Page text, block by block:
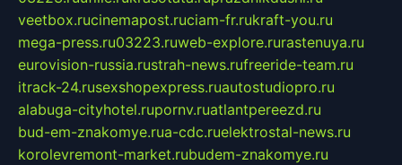
veetbox.rucinemapost.ruciam-fr.rukraft-you.ru
mega-press.ru03223.ruweb-explore.rurastenuya.ru
eurovision-russia.rustrah-news.rufreeride-team.ru
itrack-24.rusexshopexpress.ruautostudiopro.ru
alabuga-cityhotel.rupornv.ruatlantpereezd.ru
bud-em-znakomye.rua-cdc.ruelektrostal-news.ru
korolevremont-market.rubudem-znakomye.ru